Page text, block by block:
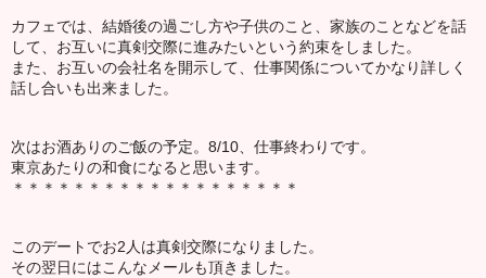
カフェでは、結婚後の過ごし方や子供のこと、家族のことなどを話
して、お互いに真剣交際に進みたいという約束をしました。
また、お互いの会社名を開示して、仕事関係についてかなり詳しく
話し合いも出来ました。
次はお酒ありのご飯の予定。8/10、仕事終わりです。
東京あたりの和食になると思います。
＊＊＊＊＊＊＊＊＊＊＊＊＊＊＊＊＊＊＊
このデートでお2人は真剣交際になりました。
その翌日にはこんなメールも頂きました。